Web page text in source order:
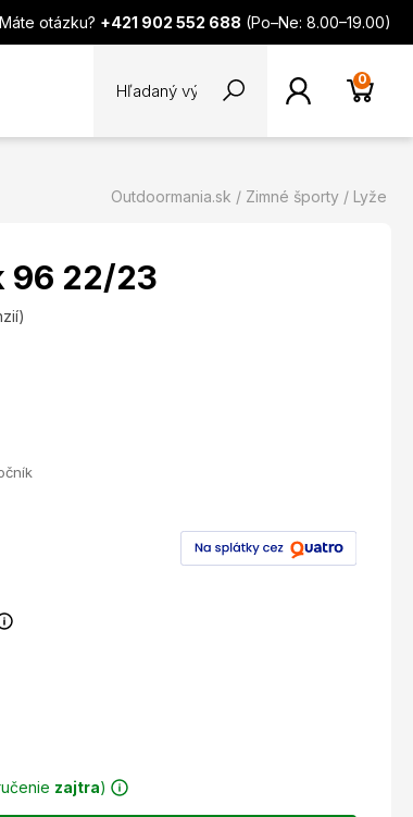
Máte otázku? +421 902 552 688 (Po–Ne: 8.00–19.00)
0
Outdoormania.sk Zimné športy Lyže
96 22/23
zajtra)